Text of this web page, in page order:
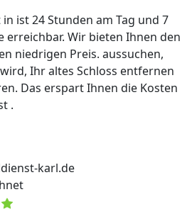
ist 24 Stunden am Tag und 7
erreichbar. Wir bieten Ihnen den
niedrigen Preis. aussuchen,
Ihr altes Schloss entfernen
Das erspart Ihnen die Kosten
.
karl.de